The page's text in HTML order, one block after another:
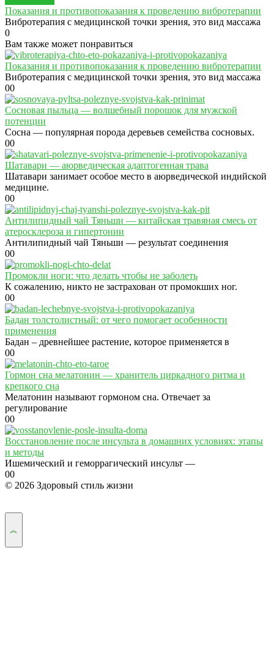
Показания и противопоказания к проведению вибротерапии
Вибротерапия с медицинской точки зрения, это вид массажа
0
Вам также может понравиться
Показания и противопоказания к проведению вибротерапии
Вибротерапия с медицинской точки зрения, это вид массажа
00
Сосновая пыльца — волшебный порошок для мужской
потенции
Сосна — популярная порода деревьев семейства сосновых.
00
Шатавари — аюрведическая адаптогенная трава
Шатавари занимает особое место в аюрведической индийской
медицине.
00
Антилипидный чай Тяньши — китайская травяная смесь от
атеросклероза и гипертонии
Антилипидный чай Тяньши — результат соединения
00
Промокли ноги: что делать чтобы не заболеть
К сожалению, никто не застрахован от промокших ног.
00
Бадан толстолистный: от чего помогает особенности
применения
Бадан – древнейшее растение, которое применяется в
00
Гормон сна мелатонин — хранитель циркадного ритма и
крепкого сна
Мелатонин называют гормоном сна. Отвечает за
регулирование
00
Восстановление после инсульта в домашних условиях: этапы
и методы
Ишемический и геморрагический инсульт —
00
© 2026 Здоровый стиль жизни